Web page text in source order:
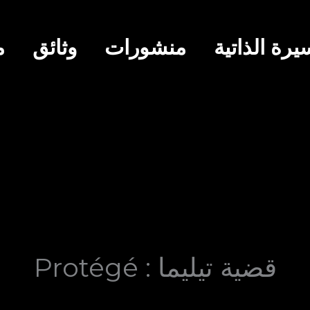
الذاتية منشورات وثائق
Protégé : قضية تيليما